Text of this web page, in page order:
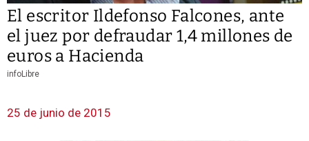
El escritor Ildefonso Falcones, ante
el juez por defraudar 1,4 millones de
euros a Hacienda
infoLibre
25 de junio de 2015